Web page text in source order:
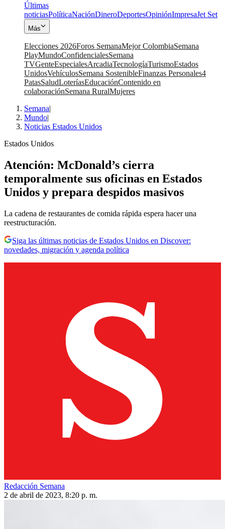
Últimas
noticiasPolíticaNaciónDineroDeportesOpiniónImpresaJet Set
Más
Elecciones 2026Foros SemanaMejor ColombiaSemana
PlayMundoConfidencialesSemana
TVGenteEspecialesArcadiaTecnologíaTurismoEstados
UnidosVehículosSemana SostenibleFinanzas Personales4
PatasSaludLoteríasEducaciónContenido en
colaboraciónSemana RuralMujeres
Semana|
Mundo|
Noticias Estados Unidos
Estados Unidos
Atención: McDonald’s cierra
temporalmente sus oficinas en Estados
Unidos y prepara despidos masivos
La cadena de restaurantes de comida rápida espera hacer una
reestructuración.
Siga las últimas noticias de Estados Unidos en Discover:
novedades, migración y agenda política
Redacción Semana
2 de abril de 2023, 8:20 p. m.